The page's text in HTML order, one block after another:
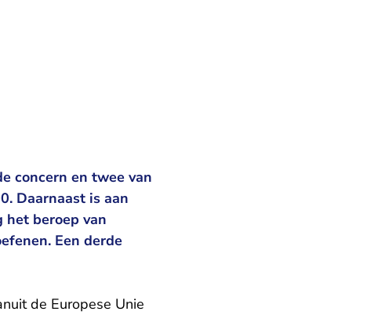
concern en twee van
Daarnaast is aan
het beroep van
Een derde
de Europese Unie